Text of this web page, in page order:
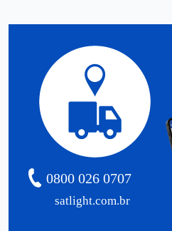
satlight.com.br
0800 026 0707